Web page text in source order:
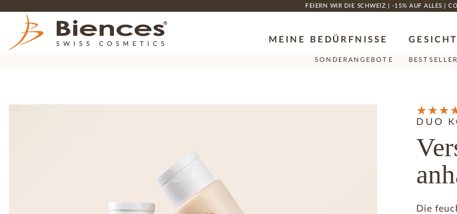
FEIERN WIR DIE SCHWEIZ | -15% AUF ALLES |
MEINE BEDÜRFNISSE GESICHT
SONDERANGEBOTE BESTSELLER
DUO
Die